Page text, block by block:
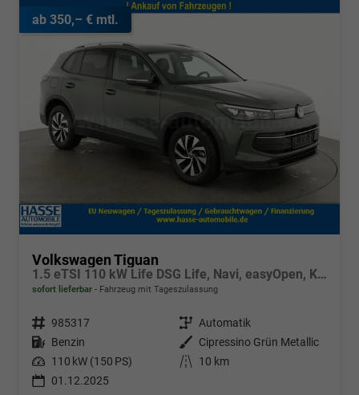
ab 350,– € mtl.
Volkswagen Tiguan
1.5 eTSI 110 kW Life DSG Life, Navi, easyOpen, Kamera, 5-J Garantie
sofort lieferbar Fahrzeug mit Tageszulassung
Fahrzeugnr. 985317 Getriebe Automatik
Kraftstoff Benzin Außenfarbe
Cipressino Grün Metallic
Leistung 110 kW (150 PS) Kilometerstand
10 km
01.12.2025